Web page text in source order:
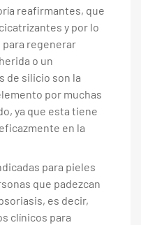
reafirmantes, que
y por lo
regenerar
o un
de silicio son la
por muchas
ya que esta tiene
en la
para pieles
que padezcan
es decir,
clínicos para